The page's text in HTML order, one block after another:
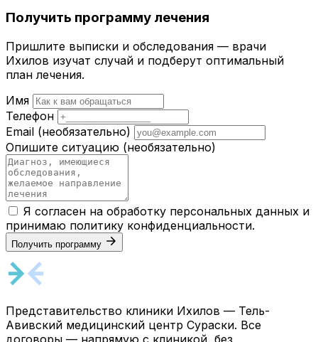
Получить программу лечения
Пришлите выписки и обследования — врачи
Ихилов изучат случай и подберут оптимальный
план лечения.
Имя
Телефон
Email (необязательно)
Опишите ситуацию (необязательно)
Я согласен на обработку персональных данных и
принимаю политику конфиденциальности.
Получить программу
Представительство клиники Ихилов — Тель-
Авивский медицинский центр Сураски. Все
договоры — напрямую с клиникой, без